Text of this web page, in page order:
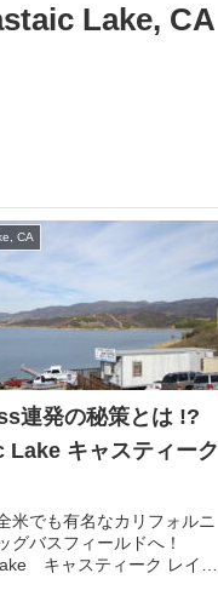
Lake, CA
CA
連発の秘策とは !?
Lake キャスティーク
米でも有名なカリフォルニ
グバスフィールドへ！
キャスティーク レイ